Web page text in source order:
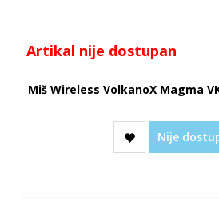
Artikal nije dostupan
Miš Wireless VolkanoX Magma
Nije